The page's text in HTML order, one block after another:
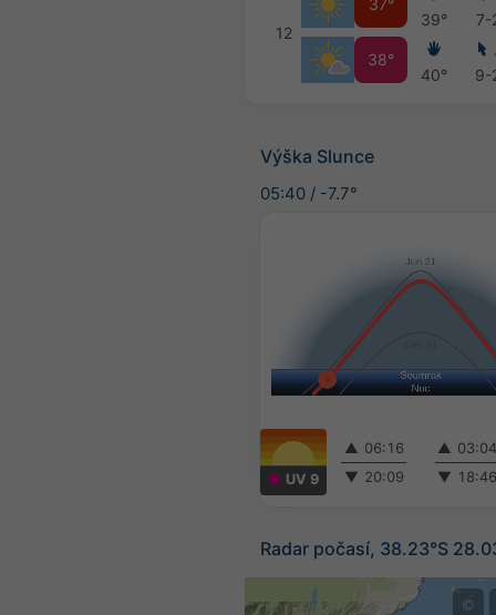
12
37°
38°
39°
40°
7-
9-
Výška Slunce
05:40 / -7.7°
UV 9
▲ 06:16
▼ 20:09
▲
▼
Radar počasí, 38.23°S
©